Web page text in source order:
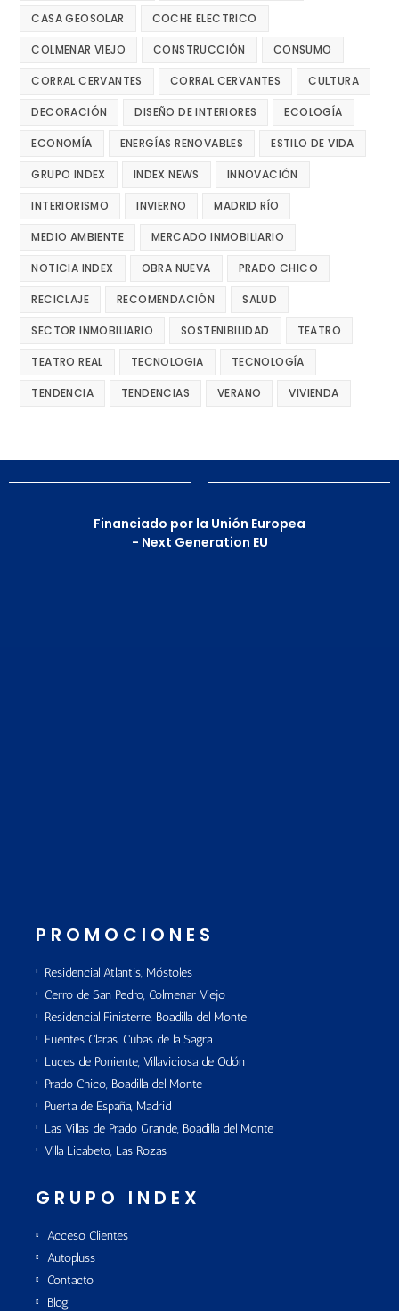
CASA GEOSOLAR COCHE ELECTRICO
COLMENAR VIEJO CONSTRUCCIÓN CONSUMO
CORRAL CERVANTES CORRAL CERVANTES CULTURA
DECORACIÓN DISEÑO DE INTERIORES ECOLOGÍA
ECONOMÍA ENERGÍAS RENOVABLES ESTILO DE VIDA
GRUPO INDEX INDEX NEWS INNOVACIÓN
INTERIORISMO INVIERNO MADRID RÍO
MEDIO AMBIENTE MERCADO INMOBILIARIO
NOTICIA INDEX OBRA NUEVA PRADO CHICO
RECICLAJE RECOMENDACIÓN SALUD
SECTOR INMOBILIARIO SOSTENIBILIDAD TEATRO
TEATRO REAL TECNOLOGIA TECNOLOGÍA
TENDENCIA TENDENCIAS VERANO VIVIENDA
Financiado por la Unión Europea
- Next Generation EU
PROMOCIONES
Residencial Atlantis, Móstoles
Cerro de San Pedro, Colmenar Viejo
Residencial Finisterre, Boadilla del Monte
Fuentes Claras, Cubas de la Sagra
Luces de Poniente, Villaviciosa de Odón
Prado Chico, Boadilla del Monte
Puerta de España, Madrid
Las Villas de Prado Grande, Boadilla del Monte
Villa Licabeto, Las Rozas
GRUPO INDEX
Acceso Clientes
Autopluss
Contacto
Blog